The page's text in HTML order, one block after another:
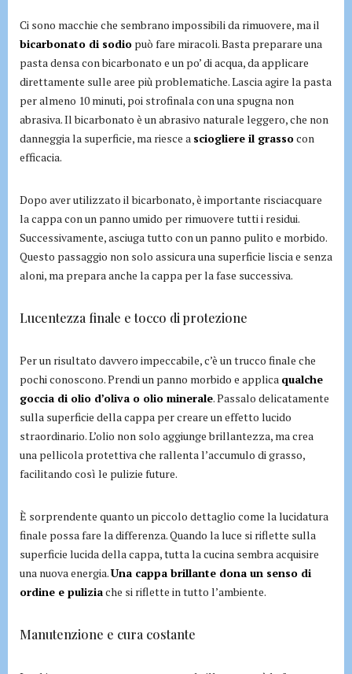
Ci sono macchie che sembrano impossibili da rimuovere, ma il
bicarbonato di sodio può fare miracoli. Basta preparare una
pasta densa con bicarbonato e un po’ di acqua, da applicare
direttamente sulle aree più problematiche. Lascia agire la pasta
per almeno 10 minuti, poi strofinala con una spugna non
abrasiva. Il bicarbonato è un abrasivo naturale leggero, che non
danneggia la superficie, ma riesce a sciogliere il grassocon
efficacia.
Dopo aver utilizzato il bicarbonato, è importante risciacquare
la cappa con un panno umido per rimuovere tutti i residui.
Successivamente, asciuga tutto con un panno pulito e morbido.
Questo passaggio non solo assicura una superficie liscia e senza
aloni, ma prepara anche la cappa per la fase successiva.
Lucentezza finale e tocco di protezione
Per un risultato davvero impeccabile, c’è un trucco finale che
pochi conoscono. Prendi un panno morbido e applica qualche
goccia di olio d’oliva o olio minerale. Passalo delicatamente
sulla superficie della cappa per creare un effetto lucido
straordinario. L’olio non solo aggiunge brillantezza, ma crea
una pellicola protettiva che rallenta l’accumulo di grasso,
facilitando così le pulizie future.
È sorprendente quanto un piccolo dettaglio come la lucidatura
finale possa fare la differenza. Quando la luce si riflette sulla
superficie lucida della cappa, tutta la cucina sembra acquisire
una nuova energia.Una cappa brillante dona un senso di
ordine e puliziache si riflette in tutto l’ambiente.
Manutenzione e cura costante